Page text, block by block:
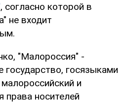
, согласно которой в
не входит
"Малороссия" -
государство, госязыками
и
права носителей